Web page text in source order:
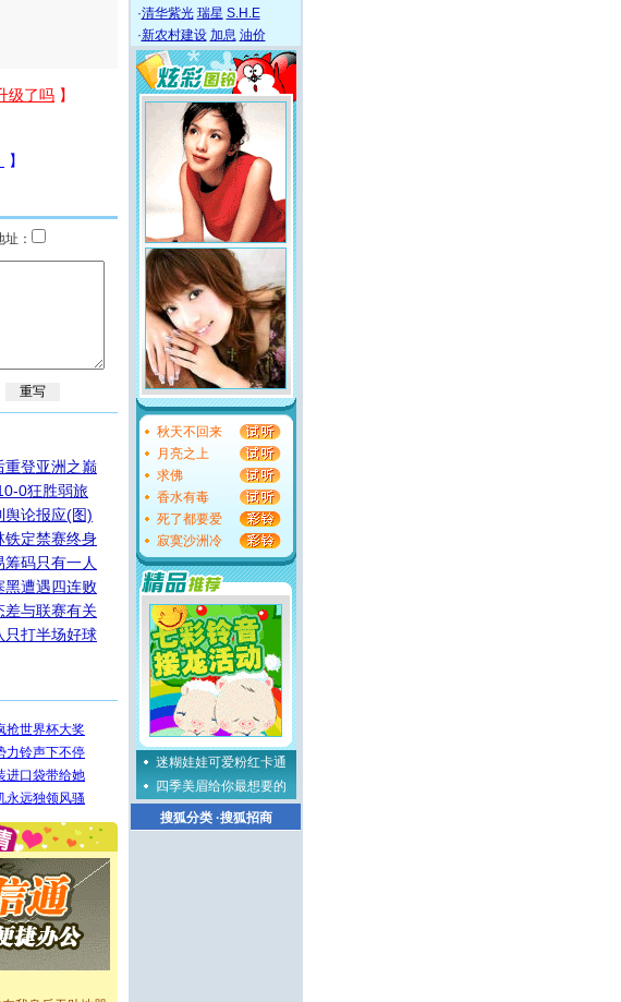
：
重登亚洲之巅
0狂胜弱旅
舆论报应(图)
铁定禁赛终身
码只有一人
遭遇四连败
差与联赛有关
只打半场好球
的，又不打算给
万要健康！千万
！
这样的日子才
!新年要快乐!天天
日子里,愿幸福,
.圣诞快乐!
电；没有你我会
你是我特长，吻
生今世和你在一
三世和你不再分
我身后无助地哭
·清华紫光 瑞星 S.H.E
·新农村建设 加息 油价
秋天不回来
月亮之上
求佛
香水有毒
死了都要爱
寂寞沙洲冷
迷糊娃娃可爱粉红卡通
四季美眉给你最想要的
搜狐分类·搜狐招商